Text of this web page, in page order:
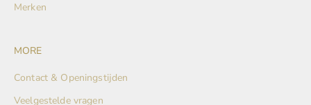
Merken
MORE
Contact & Openingstijden
Veelgestelde vragen